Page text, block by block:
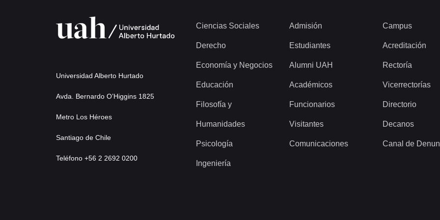
Universidad Alberto Hurtado
Avda. Bernardo O’Higgins 1825
Metro Los Héroes
Santiago de Chile
Teléfono +56 2 2692 0200
Ciencias Sociales
Derecho
Economía y Negocios
Educación
Filosofía y
Humanidades
Psicología
Ingeniería
Admisión
Estudiantes
Alumni UAH
Académicos
Funcionarios
Visitantes
Comunicaciones
Campus
Acreditación
Rectoría
Vicerrectorías
Directorio
Decanos
Canal de